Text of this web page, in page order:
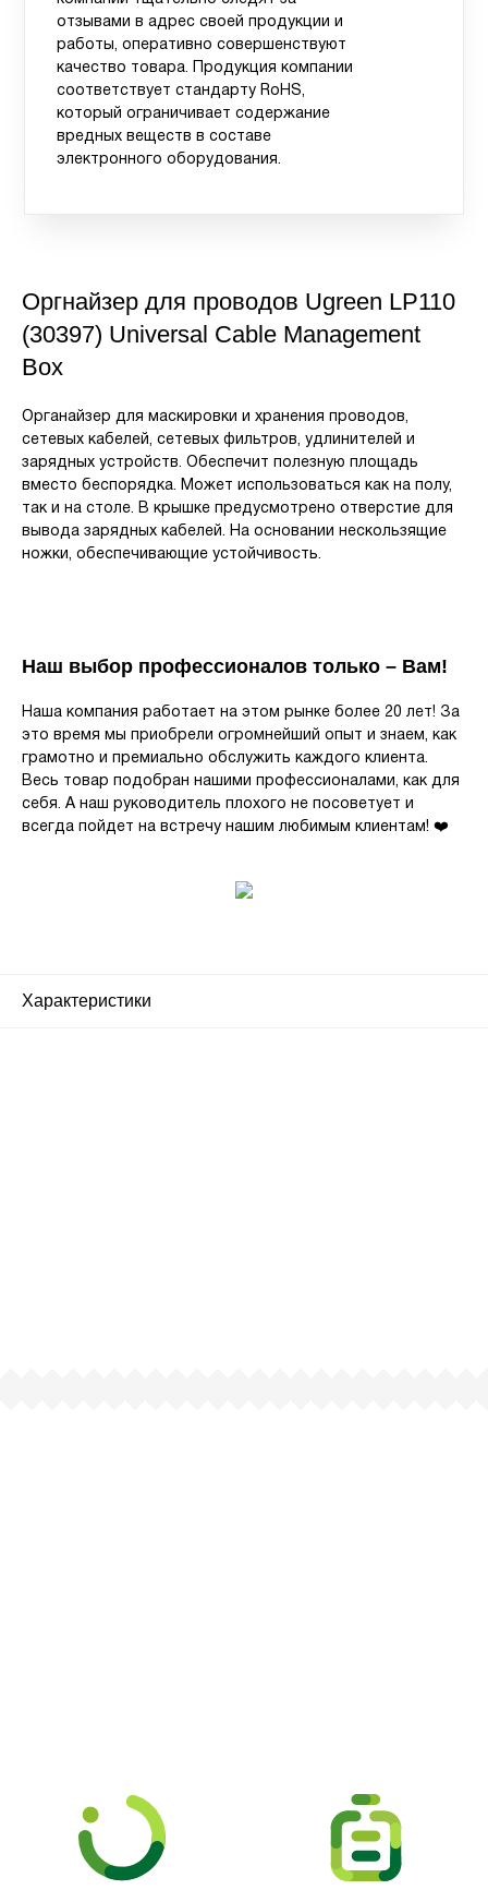
отзывами в адрес своей продукции и
работы, оперативно совершенствуют
качество товара. Продукция компании
соответствует стандарту RoHS,
который ограничивает содержание
вредных веществ в составе
электронного оборудования.
Оргнайзер для проводов Ugreen LP110
(30397) Universal Cable Management
Box
Органайзер для маскировки и хранения проводов,
сетевых кабелей, сетевых фильтров, удлинителей и
зарядных устройств. Обеспечит полезную площадь
вместо беспорядка. Может использоваться как на полу,
так и на столе. В крышке предусмотрено отверстие для
вывода зарядных кабелей. На основании нескользящие
ножки, обеспечивающие устойчивость.
Наш выбор профессионалов только – Вам!
Наша компания работает на этом рынке более 20 лет! За
это время мы приобрели огромнейший опыт и знаем, как
грамотно и премиально обслужить каждого клиента.
Весь товар подобран нашими профессионалами, как для
себя. А наш руководитель плохого не посоветует и
всегда пойдет на встречу нашим любимым клиентам! ❤️
Характеристики